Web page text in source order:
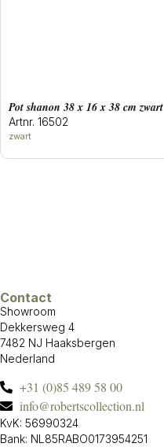
Pot shanon 38 x 16 x 38 cm zwart
Artnr. 16502
zwart
Contact
Showroom
Dekkersweg 4
7482 NJ Haaksbergen
Nederland
+31 (0)85 489 58 00
info@robertscollection.nl
KvK: 56990324
Bank: NL85RABO0173954251